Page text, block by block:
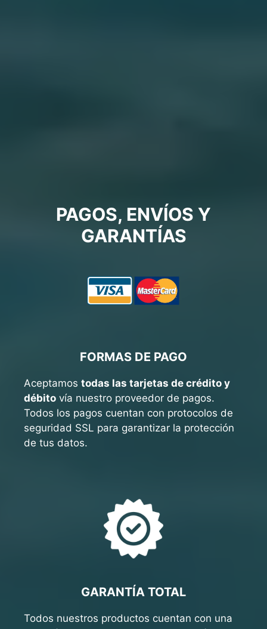
PAGOS, ENVÍOS Y
GARANTÍAS
FORMAS DE PAGO
Aceptamos todas las tarjetas de crédito y
débito vía nuestro proveedor de pagos.
Todos los pagos cuentan con protocolos de
seguridad SSL para garantizar la protección
de tus datos.
GARANTÍA TOTAL
Todos nuestros productos cuentan con una